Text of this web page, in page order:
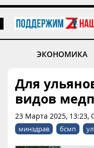
ЭКОНОМИКА
Для
видов
23 Марта 2025, 13:23,
минздрав бсмп